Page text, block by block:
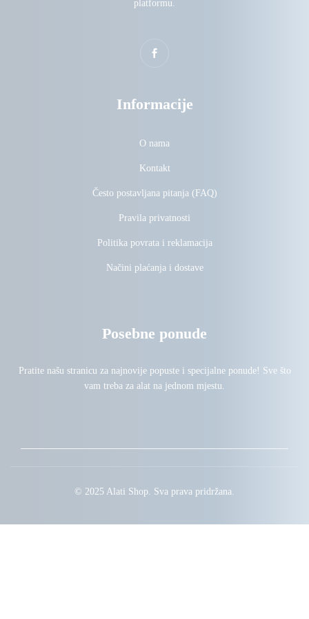
platformu.
Informacije
O nama
Kontakt
Često postavljana pitanja (FAQ)
Pravila privatnosti
Politika povrata i reklamacija
Načini plaćanja i dostave
Posebne ponude
Pratite našu stranicu za najnovije popuste i specijalne ponude! Sve što
vam treba za alat na jednom mjestu.
© 2025 Alati Shop. Sva prava pridržana.